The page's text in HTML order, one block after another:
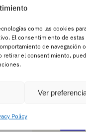
como las cookies
El consentimiento de estas
de navegación
retirar el consentimiento,
Ver
Policy
junio 2,
de